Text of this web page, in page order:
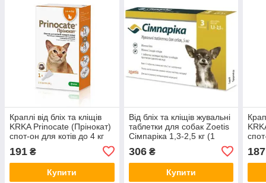
Краплі від бліх та кліщів
KRKA Prinocate (Прінокат)
спот-он для котів до 4 кг
191 ₴
Купити
Від бліх та кліщів жувальні
таблетки для собак Zoetis
Сімпаріка 1,3-2,5 кг (1
306₴
Купити
187